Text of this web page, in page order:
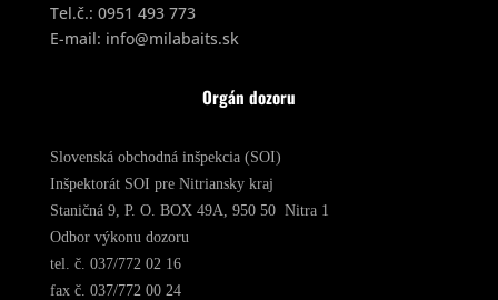
Tel.č.: 0951 493 773
E-mail: info@milabaits.sk
Orgán dozoru
Slovenská obchodná inšpekcia (SOI)
Inšpektorát SOI pre Nitriansky kraj
Staničná 9, P. O. BOX 49A, 950 50 Nitra 1
Odbor výkonu dozoru
tel. č. 037/772 02 16
fax č. 037/772 00 24